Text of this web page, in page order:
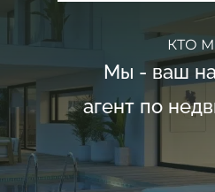
КТО
Мы - ваш
агент по